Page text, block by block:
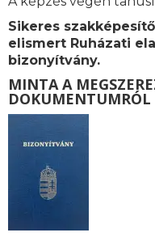
Sikeres
elismert Ruházati
bizonyítvány.
MINTA A
DOKUMENTUMRÓL